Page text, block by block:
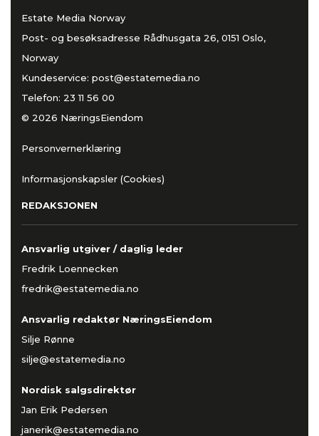
Estate Media Norway
Post- og besøksadresse Rådhusgata 26, 0151 Oslo,
Norway
Kundeservice: post@estatemedia.no
Telefon: 23 11 56 00
© 2026 NæringsEiendom
Personvernerklæring
Informasjonskapsler (Cookies)
REDAKSJONEN
Ansvarlig utgiver / daglig leder
Fredrik Loennecken
fredrik@estatemedia.no
Ansvarlig redaktør NæringsEiendom
Silje Rønne
silje@estatemedia.no
Nordisk salgsdirektør
Jan Erik Pedersen
janerik@estatemedia.no